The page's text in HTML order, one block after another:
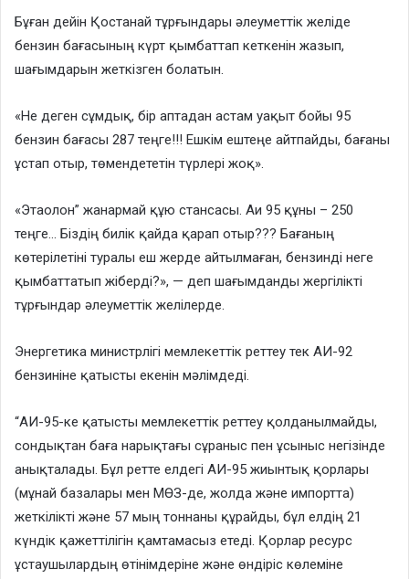
Бұған дейін Қостанай тұрғындары әлеуметтік желіде
бензин бағасының күрт қымбаттап кеткенін жазып,
шағымдарын жеткізген болатын.
«Не деген сұмдық, бір аптадан астам уақыт бойы 95
бензин бағасы 287 теңге!!! Ешкім ештеңе айтпайды, бағаны
ұстап отыр, төмендететін түрлері жоқ».
«Этаолон” жанармай құю стансасы. Аи 95 құны – 250
теңге… Біздің билік қайда қарап отыр??? Бағаның
көтерілетіні туралы еш жерде айтылмаған, бензинді неге
қымбаттатып жіберді?», — деп шағымданды жергілікті
тұрғындар әлеуметтік желілерде.
Энергетика министрлігі мемлекеттік реттеу тек АИ-92
бензиніне қатысты екенін мәлімдеді.
“АИ-95-ке қатысты мемлекеттік реттеу қолданылмайды,
сондықтан баға нарықтағы сұраныс пен ұсыныс негізінде
анықталады. Бұл ретте елдегі АИ-95 жиынтық қорлары
(мұнай базалары мен МӨЗ-де, жолда және импортта)
жеткілікті және 57 мың тоннаны құрайды, бұл елдің 21
күндік қажеттілігін қамтамасыз етеді. Қорлар ресурс
ұстаушылардың өтінімдеріне және өндіріс көлеміне